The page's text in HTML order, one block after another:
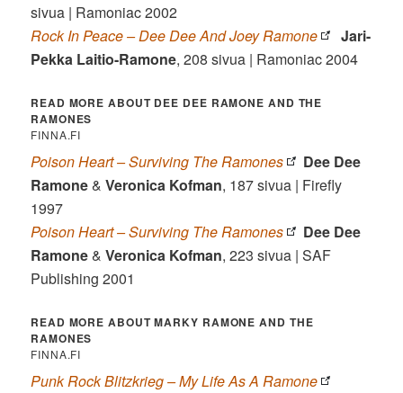
sivua | Ramoniac 2002
Rock In Peace – Dee Dee And Joey Ramone
Jari-
Pekka Laitio-Ramone, 208 sivua | Ramoniac 2004
READ MORE ABOUT DEE DEE RAMONE AND THE
RAMONES
FINNA.FI
Poison Heart – Surviving The Ramones
Dee Dee
Ramone&Veronica Kofman, 187 sivua | Firefly
1997
Poison Heart – Surviving The Ramones
Dee Dee
Ramone&Veronica Kofman, 223 sivua | SAF
Publishing 2001
READ MORE ABOUT MARKY RAMONE AND THE
RAMONES
FINNA.FI
Punk Rock Blitzkrieg – My Life As A Ramone